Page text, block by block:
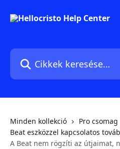
Cikkek keresése…
Minden kollekció
Pro csomag
Beat eszközzel kapcsolatos
A Beat nem rögzíti az útjaimat,